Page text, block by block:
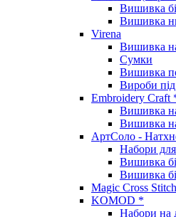
Вишивка
Вишивка
Virena
Вишивка
Сумки
Вишивка
Вироби
Embroidery Craft
Вишивка
Вишивка
АртСоло -
Набори
Вишивка
Вишивка
Magic Cross
KOMOD *
Набори на